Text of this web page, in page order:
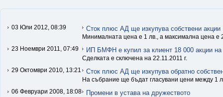
03 Юли 2012, 08:39 Сток плюс АД ще изкупува собствени акции
Минималната цена е 1 лв., а максимална цена е
23 Ноември 2011, 07:49
ИП БМФН е купил за клиент 18 000 акции
Сделката е сключена на 22.11.2011 г.
29 Октомври 2010, 13:21
Сток плюс АД ще изкупува обратно
На събрание ще бъдат гласувани цени между 1
06 Февруари 2008, 18:08
Промени в устава на дружеството